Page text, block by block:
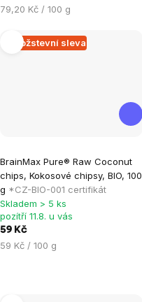
Měrná
79,20 Kč / 100 g
Množstevní sleva
BrainMax Pure® Raw Coconut
chips, Kokosové chipsy, BIO, 100
g *CZ-BIO-001 certifikát
hodnocení
produktu
je
5,0
z
5
Skladem > 5 ks
pozítří 11.8. u vás
59 Kč
Měrná
59 Kč / 100 g